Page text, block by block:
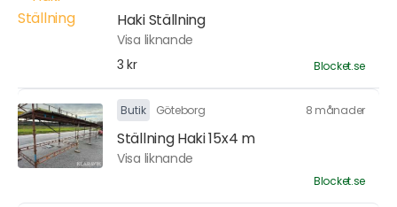
Haki Ställning
Visa liknande
3 kr
Blocket.se
Butik Göteborg 8 månader
Ställning Haki 15x4 m
Visa liknande
Blocket.se